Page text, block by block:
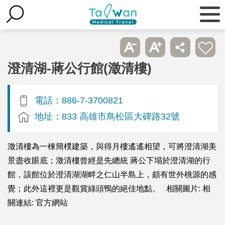
澄清湖-蔣公行館(澂清樓)
電話：886-7-3700821
地址：833 高雄市鳥松區大碑路32號
澂清樓為一棟簡樸建築，與得月樓遙遙相望，可將澄清湖美
景盡收眼底；澂清樓曾經是先總統 蔣公下塌於澄清湖的行
館，該館位於澄清湖湖畔之仁山半島上，頗有世外桃源的感
覺；此外這裡更是觀賞綠頭鴨的絕佳地點。 相關圖片: 相
關連結: 官方網站